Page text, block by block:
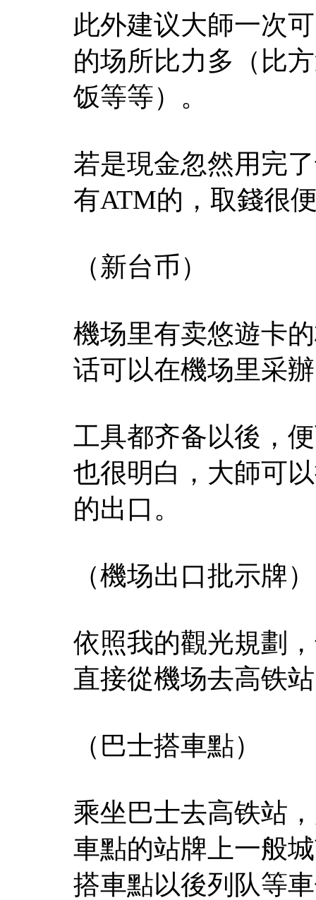
此外建议大師一次
的场所比力多（比
饭等等）。
若是現金忽然用完
有ATM的，取錢很
（新台币）
機场里有卖悠遊卡
话可以在機场里采
工具都齐备以後，
也很明白，大師可
的出口。
（機场出口批示牌）
依照我的觀光規劃
直接從機场去高铁
（巴士搭車點）
乘坐巴士去高铁站
車點的站牌上一般
搭車點以後列队等